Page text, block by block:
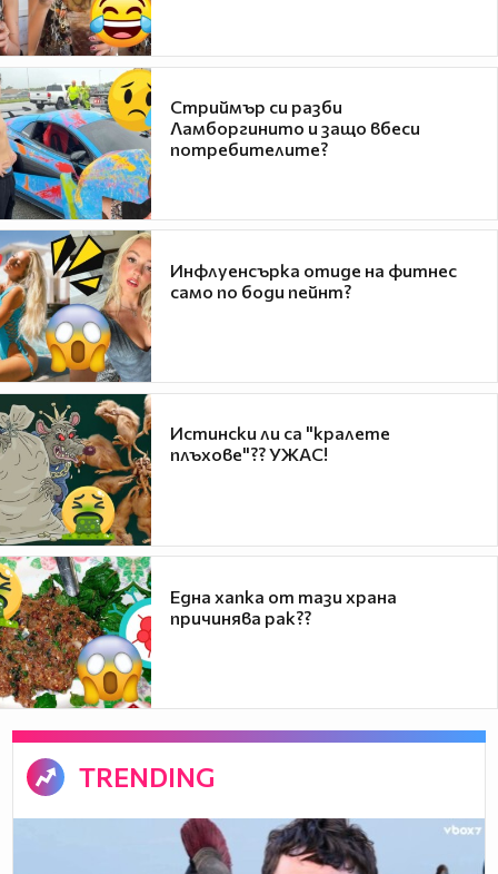
TRENDING
Стриймър си разби
Ламборгинито и защо вбеси
потребителите?
Инфлуенсърка отиде на фитнес
само по боди пейнт?
Истински ли са "кралете
плъхове"?? УЖАС!
Една хапка от тази храна
причинява рак??